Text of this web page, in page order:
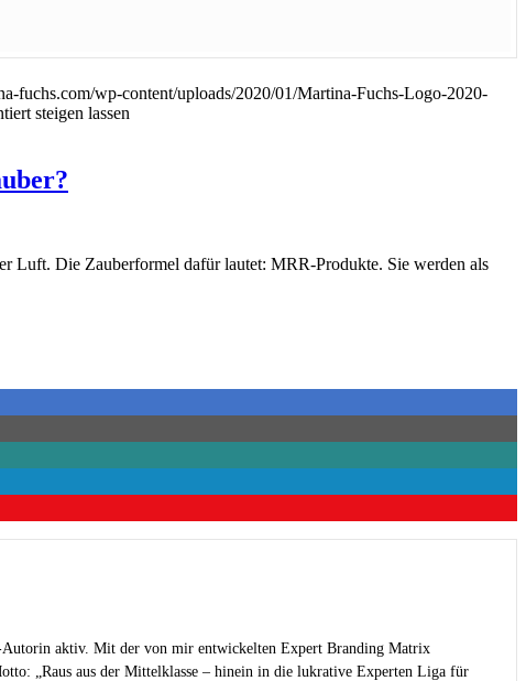
fuchs.com/wp-content/uploads/2020/01/Martina-Fuchs-Logo-2020-
steigen lassen
Luft. Die Zauberformel dafür lautet: MRR-Produkte. Sie werden als
Autorin aktiv. Mit der von mir entwickelten Expert Branding Matrix
„Raus aus der Mittelklasse – hinein in die lukrative Experten Liga für